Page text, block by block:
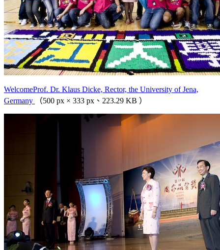
WelcomeProf. Dr. Klaus Dicke, Rector, the University of Jena,
Germany
（500 px × 333 px、223.29 KB ）